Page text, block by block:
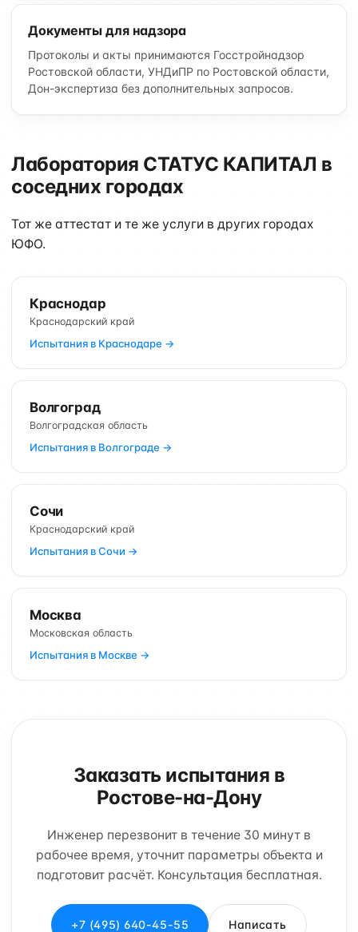
Документы для надзора
Протоколы и акты принимаются Госстройнадзор
Ростовской области, УНДиПР по Ростовской области,
Дон-экспертиза без дополнительных запросов.
Лаборатория СТАТУС КАПИТАЛ в
соседних городах
Тот же аттестат и те же услуги в других городах
ЮФО.
Краснодар
Краснодарский край
Испытания в Краснодаре →
Волгоград
Волгоградская область
Испытания в Волгограде →
Сочи
Краснодарский край
Испытания в Сочи →
Москва
Московская область
Испытания в Москве →
Заказать испытания в
Ростове-на-Дону
Инженер перезвонит в течение 30 минут в
рабочее время, уточнит параметры объекта и
подготовит расчёт. Консультация бесплатная.
+7 (495) 640-45-55 Написать